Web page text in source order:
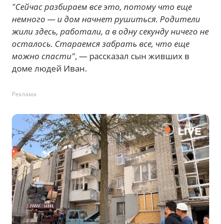
"Сейчас разбираем все это, потому что еще
немного — и дом начнет рушиться. Родители
жили здесь, работали, а в одну секунду ничего не
осталось. Стараемся забрать все, что еще
можно спасти", — рассказал сын живших в
доме людей Иван.
Реклама